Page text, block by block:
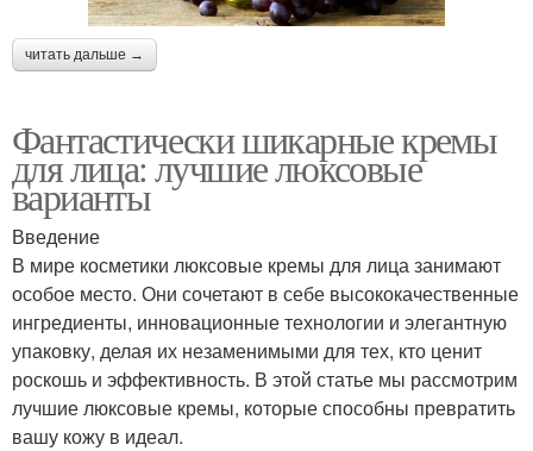
читать дальше →
Фантастически шикарные кремы
для лица: лучшие люксовые
варианты
Введение
В мире косметики люксовые кремы для лица занимают
особое место. Они сочетают в себе высококачественные
ингредиенты, инновационные технологии и элегантную
упаковку, делая их незаменимыми для тех, кто ценит
роскошь и эффективность. В этой статье мы рассмотрим
лучшие люксовые кремы, которые способны превратить
вашу кожу в идеал.